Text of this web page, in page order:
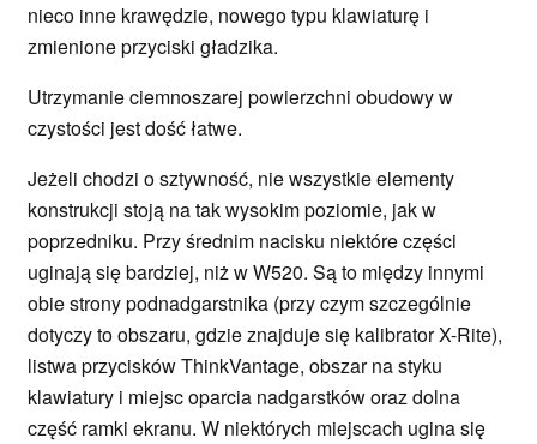
nieco inne krawędzie, nowego typu klawiaturę i
zmienione przyciski gładzika.
Utrzymanie ciemnoszarej powierzchni obudowy w
czystości jest dość łatwe.
Jeżeli chodzi o sztywność, nie wszystkie elementy
konstrukcji stoją na tak wysokim poziomie, jak w
poprzedniku. Przy średnim nacisku niektóre części
uginają się bardziej, niż w W520. Są to między innymi
obie strony podnadgarstnika (przy czym szczególnie
dotyczy to obszaru, gdzie znajduje się kalibrator X-Rite),
listwa przycisków ThinkVantage, obszar na styku
klawiatury i miejsc oparcia nadgarstków oraz dolna
część ramki ekranu. W niektórych miejscach ugina się